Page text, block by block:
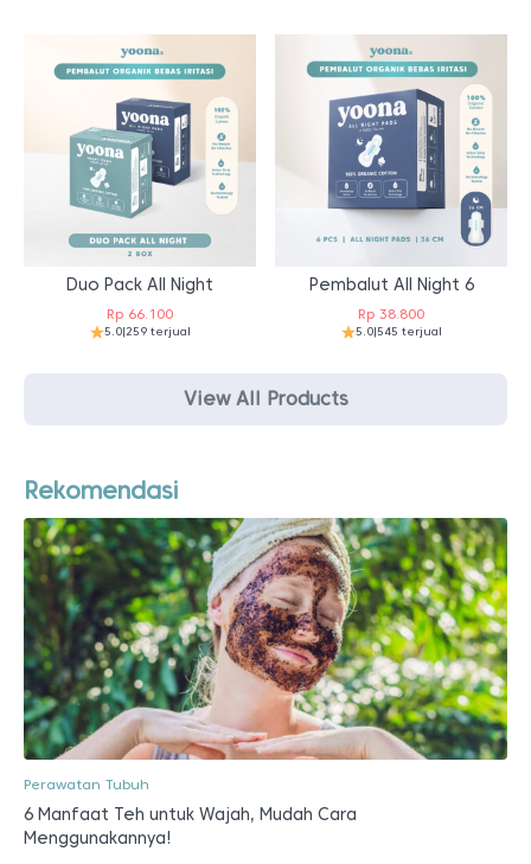
Duo Pack All Night
Rp 66.100
5.0|259 terjual
Pembalut All Night 6
Rp 38.800
5.0|545 terjual
View All Products
Rekomendasi
Perawatan Tubuh
6 Manfaat Teh untuk Wajah, Mudah Cara
Menggunakannya!